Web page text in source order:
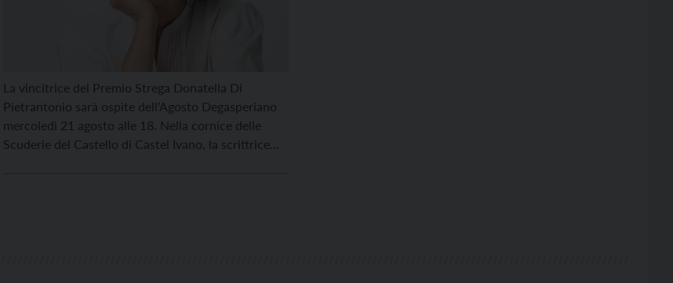
La vincitrice del Premio Strega Donatella Di
Pietrantonio sarà ospite dell’Agosto Degasperiano
mercoledì 21 agosto alle 18. Nella cornice delle
Scuderie del Castello di Castel Ivano, la scrittrice